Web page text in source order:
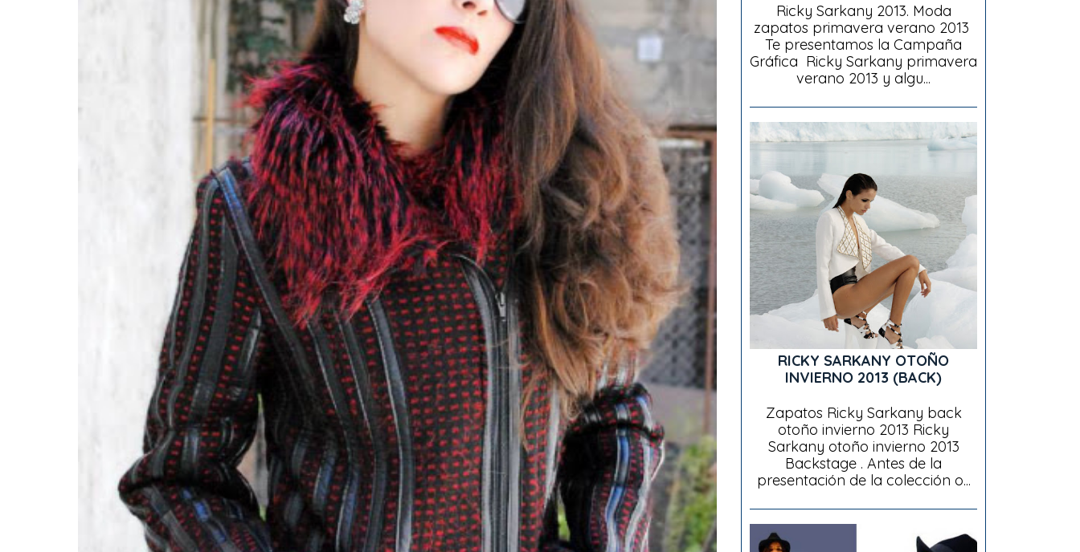
Ricky Sarkany 2013. Moda
zapatos primavera verano 2013
Te presentamos la Campaña
Gráfica Ricky Sarkany primavera
verano 2013 y algu...
RICKY SARKANY OTOÑO
INVIERNO 2013 (BACK)
Zapatos Ricky Sarkany back
otoño invierno 2013 Ricky
Sarkany otoño invierno 2013
Backstage . Antes de la
presentación de la colección o...